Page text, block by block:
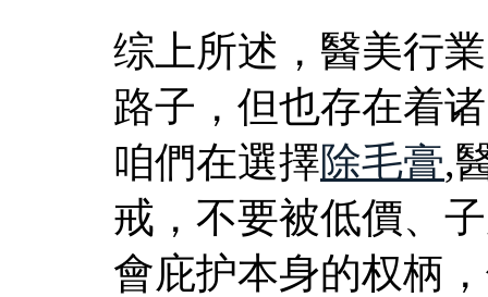
综上所述，醫美行
路子，但也存在着
咱們在選擇除毛膏,
戒，不要被低價、
會庇护本身的权柄